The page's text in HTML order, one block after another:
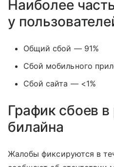
Наиболее
у
Общий сбой — 91%
Сбой мобильного
Сбой сайта — <1%
График сбоев в
билайна
Жалобы фиксируются в